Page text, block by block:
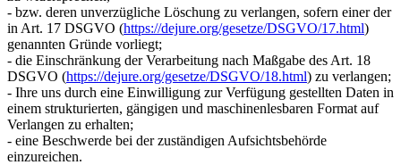
- bzw. deren unverzügliche Löschung zu verlangen, sofern einer der
in Art. 17 DSGVO (https://dejure.org/gesetze/DSGVO/17.html)
genannten Gründe vorliegt;
- die Einschränkung der Verarbeitung nach Maßgabe des Art. 18
DSGVO (https://dejure.org/gesetze/DSGVO/18.html) zu verlangen;
- Ihre uns durch eine Einwilligung zur Verfügung gestellten Daten in
einem strukturierten, gängigen und maschinenlesbaren Format auf
Verlangen zu erhalten;
- eine Beschwerde bei der zuständigen Aufsichtsbehörde
einzureichen.